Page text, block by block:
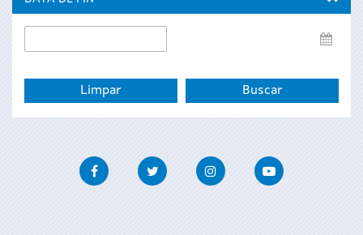
de
FacebookTwitter InstagramYoutube